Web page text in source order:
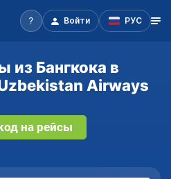
Войти РУС
из Бангкока в
Airways
на рейсы